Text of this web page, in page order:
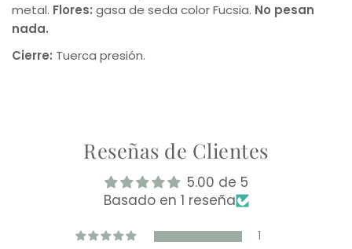
metal. Flores: gasa de seda color Fucsia. No pesan
nada.
Cierre: Tuerca presión.
Reseñas de Clientes
5.00 de 5
Basado en 1 reseña
1